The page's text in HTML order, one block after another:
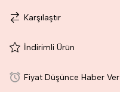
Karşılaştır
İndirimli Ürün
Fiyat Düşünce Haber Ver